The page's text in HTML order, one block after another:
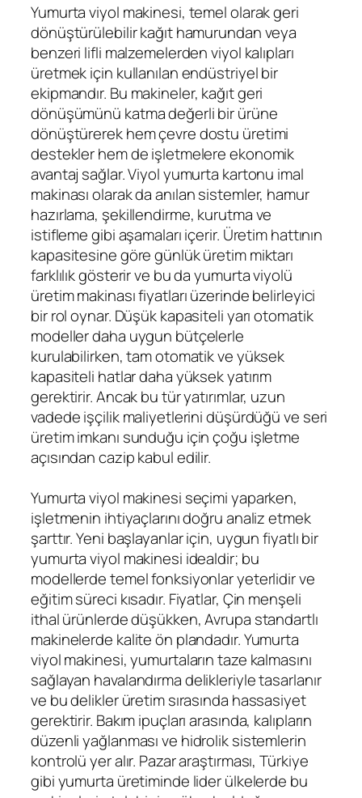
Yumurta viyol makinesi, temel olarak geri
dönüştürülebilir kağıt hamurundan veya
benzeri lifli malzemelerden viyol kalıpları
üretmek için kullanılan endüstriyel bir
ekipmandır. Bu makineler, kağıt geri
dönüşümünü katma değerli bir ürüne
dönüştürerek hem çevre dostu üretimi
destekler hem de işletmelere ekonomik
avantaj sağlar. Viyol yumurta kartonu imal
makinası olarak da anılan sistemler, hamur
hazırlama, şekillendirme, kurutma ve
istifleme gibi aşamaları içerir. Üretim hattının
kapasitesine göre günlük üretim miktarı
farklılık gösterir ve bu da yumurta viyolü
üretim makinası fiyatları üzerinde belirleyici
bir rol oynar. Düşük kapasiteli yarı otomatik
modeller daha uygun bütçelerle
kurulabilirken, tam otomatik ve yüksek
kapasiteli hatlar daha yüksek yatırım
gerektirir. Ancak bu tür yatırımlar, uzun
vadede işçilik maliyetlerini düşürdüğü ve seri
üretim imkanı sunduğu için çoğu işletme
açısından cazip kabul edilir.
Yumurta viyol makinesi seçimi yaparken,
işletmenin ihtiyaçlarını doğru analiz etmek
şarttır. Yeni başlayanlar için, uygun fiyatlı bir
yumurta viyol makinesi idealdir; bu
modellerde temel fonksiyonlar yeterlidir ve
eğitim süreci kısadır. Fiyatlar, Çin menşeli
ithal ürünlerde düşükken, Avrupa standartlı
makinelerde kalite ön plandadır. Yumurta
viyol makinesi, yumurtaların taze kalmasını
sağlayan havalandırma delikleriyle tasarlanır
ve bu delikler üretim sırasında hassasiyet
gerektirir. Bakım ipuçları arasında, kalıpların
düzenli yağlanması ve hidrolik sistemlerin
kontrolü yer alır. Pazar araştırması, Türkiye
gibi yumurta üretiminde lider ülkelerde bu